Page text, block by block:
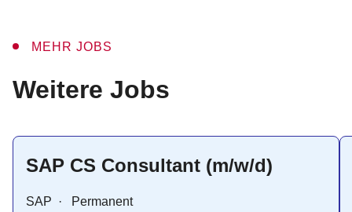
MEHR JOBS
:
Weitere Jobs
SAP CS Consultant (m/w/d)
SAP · Permanent